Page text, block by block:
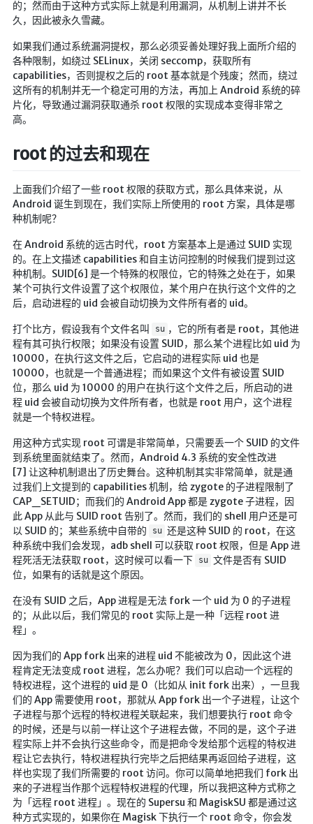
的；然而由于这种方式实际上就是利用漏洞，从机制上讲并不长
久，因此被永久雪藏。
如果我们通过系统漏洞提权，那么必须妥善处理好我上面所介绍的
各种限制，如绕过 SELinux，关闭 seccomp，获取所有
capabilities，否则提权之后的 root 基本就是个残废；然而，绕过
这所有的机制并无一个稳定可用的方法，再加上 Android 系统的碎
片化，导致通过漏洞获取通杀 root 权限的实现成本变得非常之
高。
root 的过去和现在
上面我们介绍了一些 root 权限的获取方式，那么具体来说，从
Android 诞生到现在，我们实际上所使用的 root 方案，具体是哪
种机制呢？
在 Android 系统的远古时代，root 方案基本上是通过 SUID 实现
的。在上文描述 capabilities 和自主访问控制的时候我们提到过这
种机制。SUID[6] 是一个特殊的权限位，它的特殊之处在于，如果
某个可执行文件设置了这个权限位，某个用户在执行这个文件的之
后，启动进程的 uid 会被自动切换为文件所有者的 uid。
打个比方，假设我有个文件名叫 su ，它的所有者是 root，其他进
程有其可执行权限；如果没有设置 SUID，那么某个进程比如 uid 为
10000，在执行这文件之后，它启动的进程实际 uid 也是
10000，也就是一个普通进程；而如果这个文件有被设置 SUID
位，那么 uid 为 10000 的用户在执行这个文件之后，所启动的进
程 uid 会被自动切换为文件所有者，也就是 root 用户，这个进程
就是一个特权进程。
用这种方式实现 root 可谓是非常简单，只需要丢一个 SUID 的文件
到系统里面就结束了。然而，Android 4.3 系统的安全性改进
[7] 让这种机制退出了历史舞台。这种机制其实非常简单，就是通
过我们上文提到的 capabilities 机制，给 zygote 的子进程限制了
CAP_SETUID；而我们的 Android App 都是 zygote 子进程，因
此 App 从此与 SUID root 告别了。然而，我们的 shell 用户还是可
以 SUID 的；某些系统中自带的
su 还是这种 SUID 的 root，在这
种系统中我们会发现，adb shell 可以获取 root 权限，但是 App 进
程死活无法获取 root，这时候可以看一下
su 文件是否有 SUID
位，如果有的话就是这个原因。
在没有 SUID 之后，App 进程是无法 fork 一个 uid 为 0 的子进程
的；从此以后，我们常见的 root 实际上是一种「远程 root 进
程」。
因为我们的 App fork 出来的进程 uid 不能被改为 0，因此这个进
程肯定无法变成 root 进程，怎么办呢？我们可以启动一个远程的
特权进程，这个进程的 uid 是 0（比如从 init fork 出来），一旦我
们的 App 需要使用 root，那就从 App fork 出一个子进程，让这个
子进程与那个远程的特权进程关联起来，我们想要执行 root 命令
的时候，还是与以前一样让这个子进程去做，不同的是，这个子进
程实际上并不会执行这些命令，而是把命令发给那个远程的特权进
程让它去执行，特权进程执行完毕之后把结果再返回给子进程，这
样也实现了我们所需要的 root 访问。你可以简单地把我们 fork 出
来的子进程当作那个远程特权进程的代理，所以我把这种方式称之
为「远程 root 进程」。现在的 Supersu 和 MagiskSU 都是通过这
种方式实现的，如果你在 Magisk 下执行一个 root 命令，你会发